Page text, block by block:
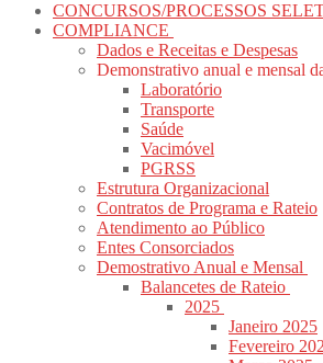
CONCURSOS/PROCESSOS
COMPLIANCE
Dados e Receitas e Despesas
Demonstrativo anual e mensal
Laboratório
Transporte
Saúde
Vacimóvel
PGRSS
Estrutura Organizacional
Contratos de Programa e Rateio
Atendimento ao Público
Entes Consorciados
Demostrativo Anual e Mensal
Balancetes de Rateio
2025
Janeiro 2025
Fevereiro